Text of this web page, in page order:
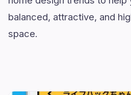
balanced, attractive, and
space.